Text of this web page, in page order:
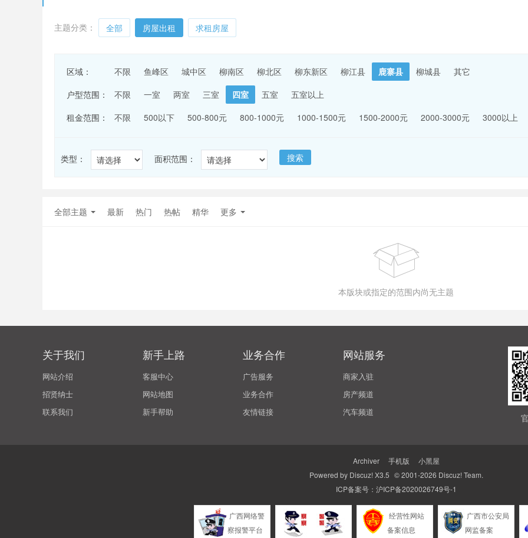
主题分类： 全部 房屋出租 求租房屋
区域： 不限 鱼峰区 城中区 柳南区 柳北区 柳东新区 柳江县 鹿寨县 柳城县
其它
户型范围：
不限 一室 两室 三室 四室 五室
五室以上
租金范围：
不限 500以下 500-800元 800-1000元 1000-1500元 1500-2000元 2000-3000元 3000以上
类型： 面积范围： 搜索
全部主题 最新 热门 热帖 精华 更多
本版块或指定的范围内尚无主题
关于我们
网站介绍
招贤纳士
联系我们
新手上路
客服中心
网站地图
新手帮助
业务合作
广告服务
业务合作
友情链接
网站服务
商家入驻
房产频道
汽车频道
Archiver 手机版
小黑屋
Powered by Discuz! X3.5 © 2001-2026 Discuz! Team.
ICP备案号： 沪ICP备2020026749号-1
广西网络警
察报警平台
经营性网站
备案信息
广西市公安局
网监备案